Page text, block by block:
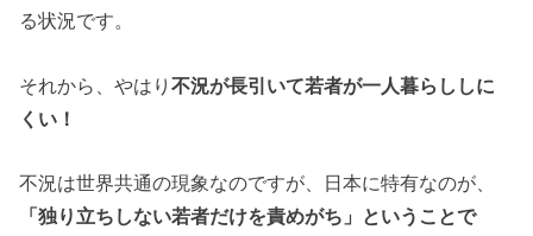
る状況です。
それから、やはり不況が長引いて若者が一人暮らししに
くい！
不況は世界共通の現象なのですが、日本に特有なのが、
「独り立ちしない若者だけを責めがち」ということで